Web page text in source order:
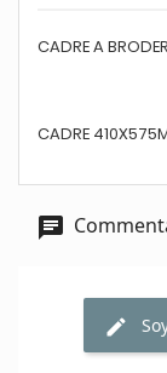
CADRE A BRODER
CADRE